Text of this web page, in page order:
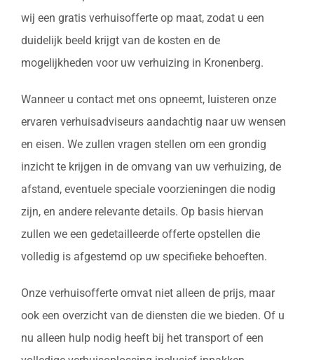
wij een gratis verhuisofferte op maat, zodat u een
duidelijk beeld krijgt van de kosten en de
mogelijkheden voor uw verhuizing in Kronenberg.
Wanneer u contact met ons opneemt, luisteren onze
ervaren verhuisadviseurs aandachtig naar uw wensen
en eisen. We zullen vragen stellen om een grondig
inzicht te krijgen in de omvang van uw verhuizing, de
afstand, eventuele speciale voorzieningen die nodig
zijn, en andere relevante details. Op basis hiervan
zullen we een gedetailleerde offerte opstellen die
volledig is afgestemd op uw specifieke behoeften.
Onze verhuisofferte omvat niet alleen de prijs, maar
ook een overzicht van de diensten die we bieden. Of u
nu alleen hulp nodig heeft bij het transport of een